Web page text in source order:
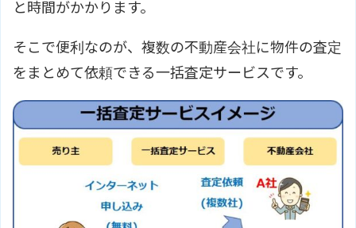
と時間がかかります。
そこで便利なのが、複数の不動産会社に物件の査定
をまとめて依頼できる一括査定サービスです。